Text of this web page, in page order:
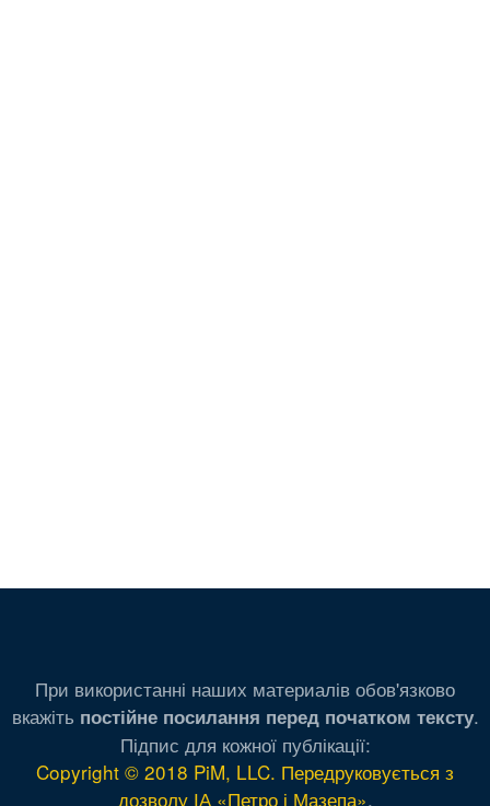
При використанні наших материалів обов'язково
вкажіть постійне посилання перед початком тексту.
Підпис для кожної публікації:
Copyright © 2018 PiM, LLC. Передруковується з
дозволу ІА «Петро і Мазепа».